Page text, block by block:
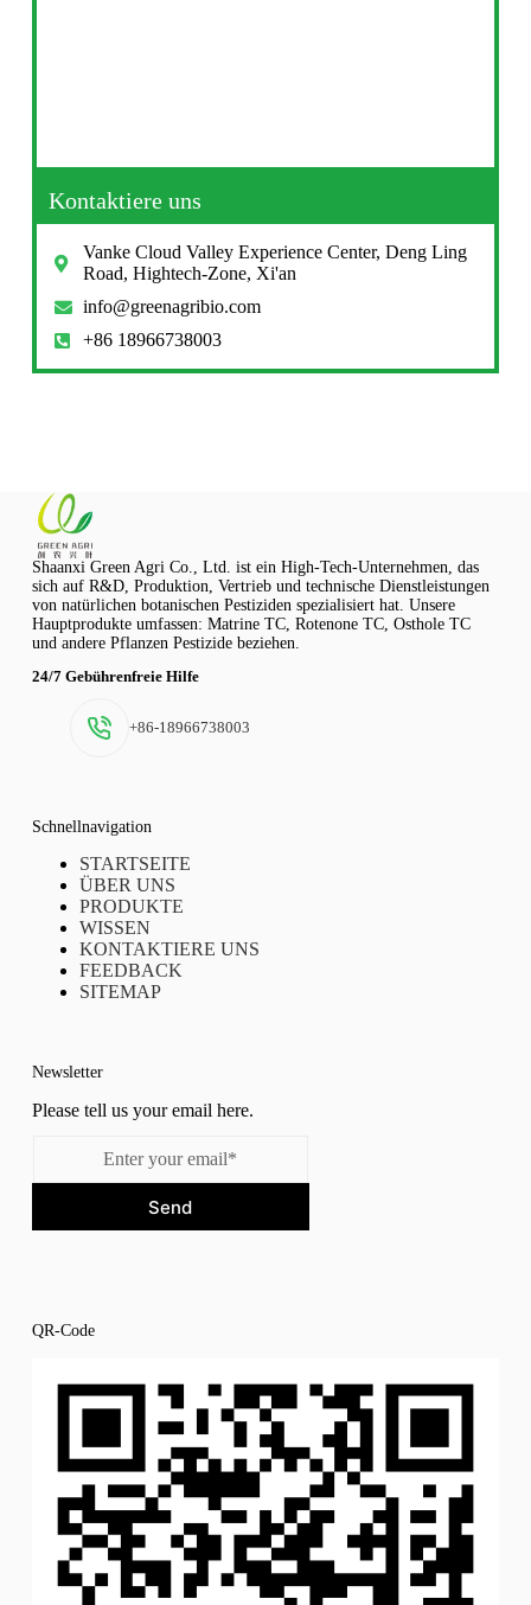
Kontaktiere uns
Vanke Cloud Valley Experience Center, Deng Ling
Road, Hightech-Zone, Xi'an
info@greenagribio.com
+86 18966738003
Shaanxi Green Agri Co., Ltd. ist ein High-Tech-Unternehmen, das
sich auf R&D, Produktion, Vertrieb und technische Dienstleistungen
von natürlichen botanischen Pestiziden spezialisiert hat. Unsere
Hauptprodukte umfassen: Matrine TC, Rotenone TC, Osthole TC
und andere Pflanzen Pestizide beziehen.
24/7 Gebührenfreie Hilfe
+86-18966738003
Schnellnavigation
STARTSEITE
ÜBER UNS
PRODUKTE
WISSEN
KONTAKTIERE UNS
FEEDBACK
SITEMAP
Newsletter
Please tell us your email here.
Send
QR-Code